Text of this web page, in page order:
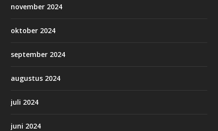
november 2024
oktober 2024
september 2024
augustus 2024
juli 2024
juni 2024